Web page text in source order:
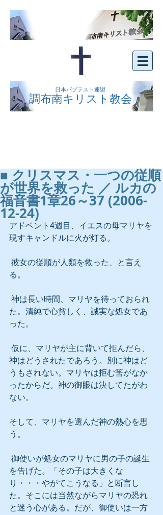
日本バプテスト連盟
調布南キリスト教会
■ クリスマス・一つの従順
が世界を救った ／ ルカの
福音書1章26～37 (2006-
12-24)
アドベント4週目、イエスの母マリヤを
現すキャンドルに火が灯る。
る。
た。清純で心貧しく、誠実な処女であ
った。
神はどうされたであろう。別に神はど
うもされない。マリヤは拒む筈がなか
ったからだ。神の御眼は決してたがわ
ない。
そして、マリヤを選んだ神の熱心を思
う。
を告げた。「その子は大きくな
り・・・やがてこうなる」と断言し
た。そこには当然ながらマリヤの恐れ
と迷う心がある。だが、御使いは一方